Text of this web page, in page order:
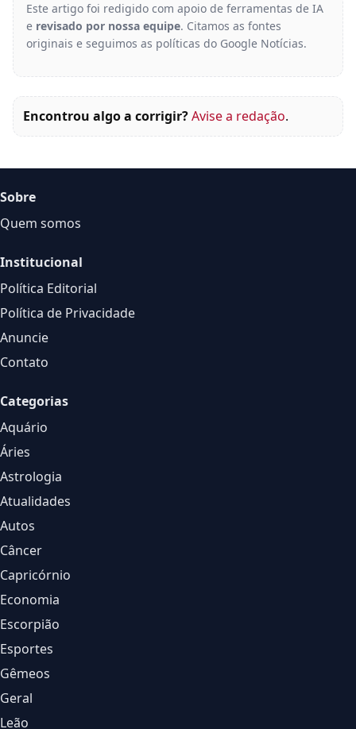
Este artigo foi redigido com apoio de ferramentas de IA
e revisado por nossa equipe. Citamos as fontes
originais e seguimos as políticas do Google Notícias.
Encontrou algo a corrigir?Avise a redação.
Sobre
Quem somos
Institucional
Política Editorial
Política de Privacidade
Anuncie
Contato
Categorias
Aquário
Áries
Astrologia
Atualidades
Autos
Câncer
Capricórnio
Economia
Escorpião
Esportes
Gêmeos
Geral
Leão